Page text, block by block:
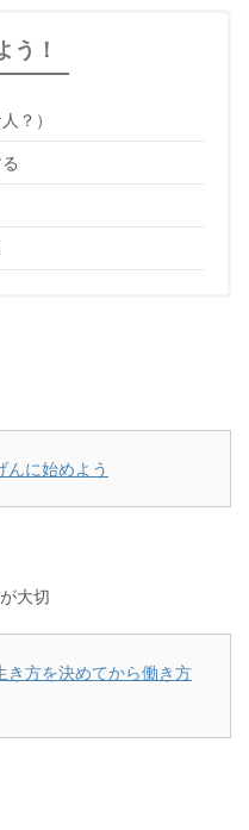
う！
？）
んに始めよう
大切
き方を決めてから働き方